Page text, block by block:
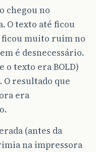
chegou no
O texto até ficou
muito ruim no
é desnecessário.
o texto era BOLD)
O resultado que
era
(antes da
na impressora